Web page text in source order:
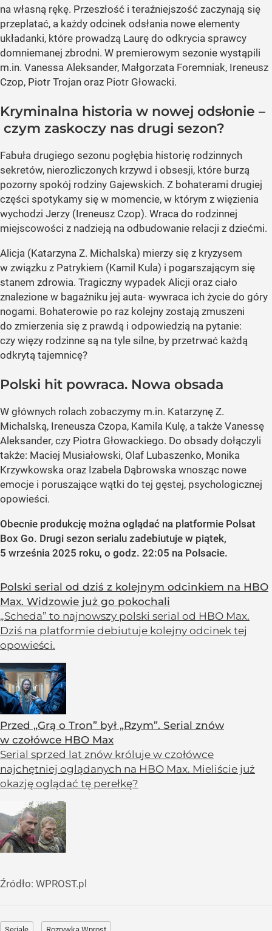
na własną rękę. Przeszłość i teraźniejszość zaczynają się
przeplatać, a każdy odcinek odsłania nowe elementy
układanki, które prowadzą Laurę do odkrycia sprawcy
domniemanej zbrodni. W premierowym sezonie wystąpili
m.in. Vanessa Aleksander, Małgorzata Foremniak, Ireneusz
Czop, Piotr Trojan oraz Piotr Głowacki.
Kryminalna historia w nowej odsłonie –
czym zaskoczy nas drugi sezon?
Fabuła drugiego sezonu pogłębia historię rodzinnych
sekretów, nierozliczonych krzywd i obsesji, które burzą
pozorny spokój rodziny Gajewskich. Z bohaterami drugiej
części spotykamy się w momencie, w którym z więzienia
wychodzi Jerzy (Ireneusz Czop). Wraca do rodzinnej
miejscowości z nadzieją na odbudowanie relacji z dziećmi.
Alicja (Katarzyna Z. Michalska) mierzy się z kryzysem
w związku z Patrykiem (Kamil Kula) i pogarszającym się
stanem zdrowia. Tragiczny wypadek Alicji oraz ciało
znalezione w bagażniku jej auta- wywraca ich życie do góry
nogami. Bohaterowie po raz kolejny zostają zmuszeni
do zmierzenia się z prawdą i odpowiedzią na pytanie:
czy więzy rodzinne są na tyle silne, by przetrwać każdą
odkrytą tajemnicę?
Polski hit powraca. Nowa obsada
W głównych rolach zobaczymy m.in. Katarzynę Z.
Michalską, Ireneusza Czopa, Kamila Kulę, a także Vanessę
Aleksander, czy Piotra Głowackiego. Do obsady dołączyli
także: Maciej Musiałowski, Olaf Lubaszenko, Monika
Krzywkowska oraz Izabela Dąbrowska wnosząc nowe
emocje i poruszające wątki do tej gęstej, psychologicznej
opowieści.
Obecnie produkcję można oglądać na platformie Polsat
Box Go. Drugi sezon serialu zadebiutuje w piątek,
5 września 2025 roku, o godz. 22:05 na Polsacie.
Polski serial od dziś z kolejnym odcinkiem na HBO
Max. Widzowie już go pokochali
„Scheda” to najnowszy polski serial od HBO Max.
Dziś na platformie debiutuje kolejny odcinek tej
opowieści.
Przed „Grą o Tron” był „Rzym”. Serial znów
w czołówce HBO Max
Serial sprzed lat znów króluje w czołówce
najchętniej oglądanych na HBO Max. Mieliście już
okazję oglądać tę perełkę?
Źródło: WPROST.pl